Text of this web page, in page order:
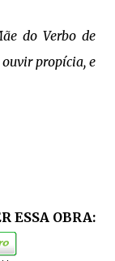
do Verbo de
propícia, e
ESSA OBRA: